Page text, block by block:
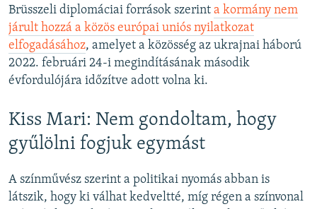
Brüsszeli diplomáciai források szerint a kormány nem
járult hozzá a közös európai uniós nyilatkozat
elfogadásához, amelyet a közösség az ukrajnai háború
2022. februári 24-i megindításának második
évfordulójára időzítve adott volna ki.
Kiss Mari: Nem gondoltam, hogy
gyűlölni fogjuk egymást
A színművész szerint a politikai nyomás abban is
látszik, hogy ki válhat kedveltté, míg régen a színvonal